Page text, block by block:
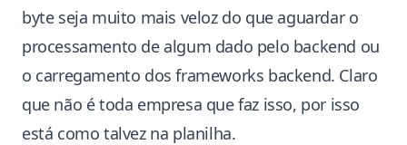
byte seja muito mais veloz do que aguardar o
processamento de algum dado pelo backend ou
o carregamento dos frameworks backend. Claro
que não é toda empresa que faz isso, por isso
está como talvez na planilha.